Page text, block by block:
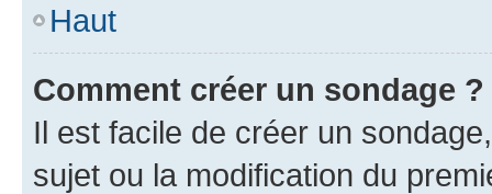
Haut
Comment créer un sondage ?
Il est facile de créer un
sujet ou la modification du